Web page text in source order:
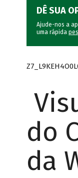
DÊ SUA
Ajude-nos a
uma rápida
do
da